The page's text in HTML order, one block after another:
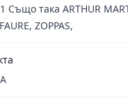
Също така ARTHUR
ZOPPAS,